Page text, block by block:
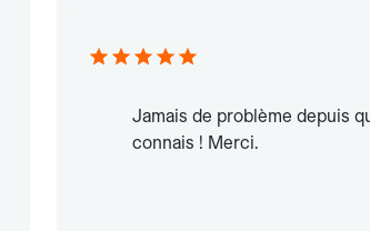
Jamais de problème depuis
connais ! Merci.